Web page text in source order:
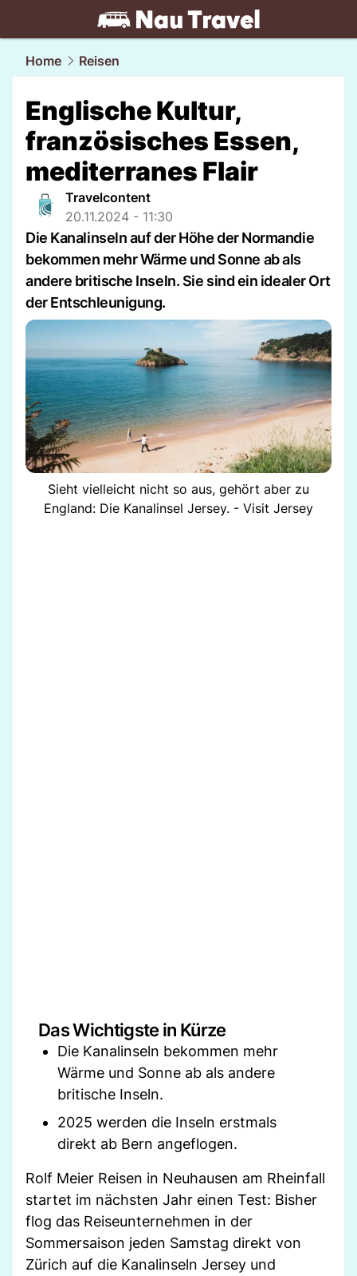
travel.NAU.ch
Home Reisen
Englische Kultur,
französisches Essen,
mediterranes Flair
Travelcontent
20.11.2024 - 11:30
Die Kanalinseln auf der Höhe der Normandie
bekommen mehr Wärme und Sonne ab als
andere britische Inseln. Sie sind ein idealer Ort
der Entschleunigung.
Sieht vielleicht nicht so aus, gehört aber zu
England: Die Kanalinsel Jersey. - Visit Jersey
Das Wichtigste in Kürze
Die Kanalinseln bekommen mehr
Wärme und Sonne ab als andere
britische Inseln.
2025 werden die Inseln erstmals
direkt ab Bern angeflogen.
Rolf Meier Reisen in Neuhausen am Rheinfall
startet im nächsten Jahr einen Test: Bisher
flog das Reiseunternehmen in der
Sommersaison jeden Samstag direkt von
Zürich auf die Kanalinseln Jersey und